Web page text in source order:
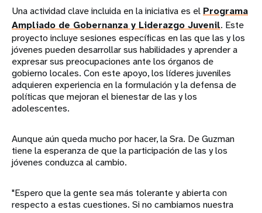
Una actividad clave incluida en la iniciativa es el Programa
Ampliado de Gobernanza y Liderazgo Juvenil. Este
proyecto incluye sesiones específicas en las que las y los
jóvenes pueden desarrollar sus habilidades y aprender a
expresar sus preocupaciones ante los órganos de
gobierno locales. Con este apoyo, los líderes juveniles
adquieren experiencia en la formulación y la defensa de
políticas que mejoran el bienestar de las y los
adolescentes.
Aunque aún queda mucho por hacer, la Sra. De Guzman
tiene la esperanza de que la participación de las y los
jóvenes conduzca al cambio.
"Espero que la gente sea más tolerante y abierta con
respecto a estas cuestiones. Si no cambiamos nuestra